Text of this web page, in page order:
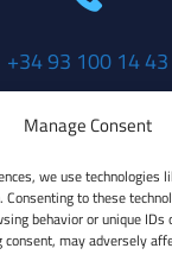
Manage Consent
we use technologies
Consenting to these
behavior or unique
may adversely
+34 93 100 14 43